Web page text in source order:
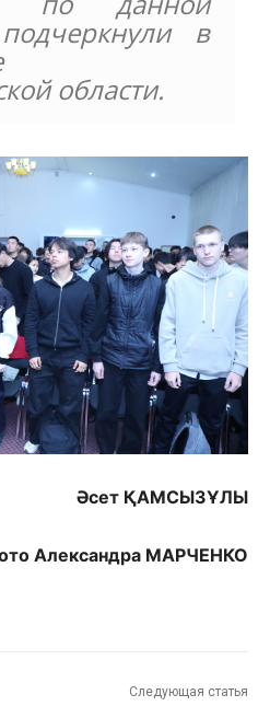
в
области.
Әсет ҚАМСЫЗҰЛЫ
Александра МАРЧЕНКО
Следующая статья